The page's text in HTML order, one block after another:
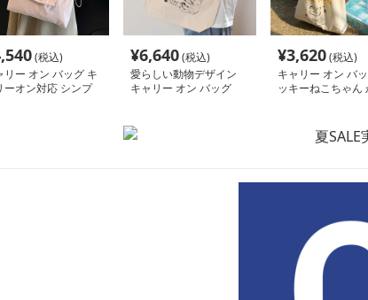
(税込)
リー オン バッグ キ
ーオン対応 シンプ
¥6,640(税込)
愛らしい動物デザイン
キャリー オン バッグ
¥3,620(税込)
キャリー オン バ
ッキーねこちゃん